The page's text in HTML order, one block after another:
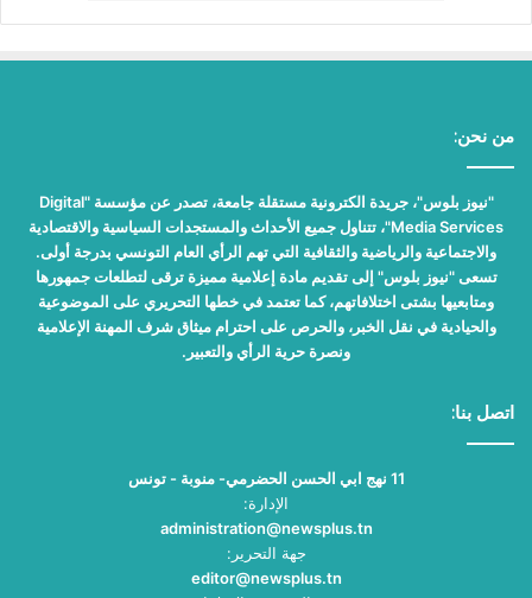
من نحن:
"نيوز بلوس"، جريدة الكترونية مستقلة جامعة، تصدر عن مؤسسة "Digital
Media Services"، تتناول جميع الأحداث والمستجدات السياسية والاقتصادية
والاجتماعية والرياضية والثقافية التي تهم الرأي العام التونسي بدرجة أولى.
تسعى "نيوز بلوس" إلى تقديم مادة إعلامية مميزة ترقى لتطلعات جمهورها
ومتابعيها بشتى اختلافاتهم، كما تعتمد في خطها التحريري على الموضوعية
والحيادية في نقل الخبر، والحرص على احترام ميثاق شرف المهنة الإعلامية
ونصرة حرية الرأي والتعبير.
اتصل بنا:
11 نهج ابي الحسن الحضرمي- منوبة - تونس
الإدارة:
administration@newsplus.tn
جهة التحرير:
editor@newsplus.tn